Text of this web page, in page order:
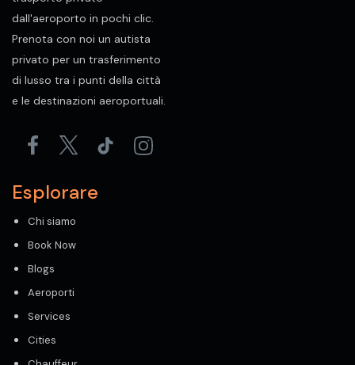
dall'aeroporto in pochi clic.
Prenota con noi un autista
privato per un trasferimento
di lusso tra i punti della città
e le destinazioni aeroportuali.
Esplorare
Chi siamo
Book Now
Blogs
Aeroporti
Services
Cities